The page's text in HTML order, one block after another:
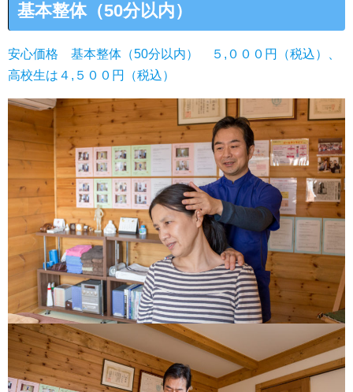
基本整体（50分以内）
安心価格 基本整体（50分以内） ５,０００円（税込）、
高校生は４,５００円（税込）